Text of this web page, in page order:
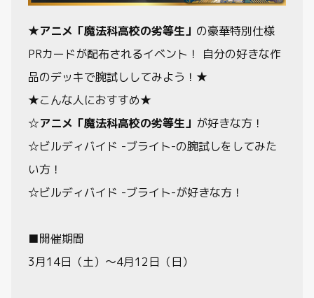
★アニメ「魔法科高校の劣等生」 の豪華特別仕様
PRカードが配布されるイベント！ 自分の好きな作
品のデッキで腕試ししてみよう！★
★こんな人におすすめ★
☆アニメ「魔法科高校の劣等生」 が好きな方！
☆ビルディバイド -ブライト-の腕試しをしてみた
い方！
☆ビルディバイド -ブライト-が好きな方！
■開催期間
3月14日（土）～4月12日（日）